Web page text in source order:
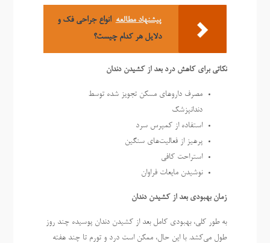
پیشنهاد مطالعه انواع جراحی فک و
دلایل هر کدام چیست؟
نکاتی برای کاهش درد بعد از کشیدن دندان
مصرف داروهای مسکن تجویز شده توسط
دندانپزشک
استفاده از کمپرس سرد
پرهیز از فعالیت‌های سنگین
استراحت کافی
نوشیدن مایعات فراوان
زمان بهبودی بعد از کشیدن دندان
به طور کلی، بهبودی کامل بعد از کشیدن دندان پوسیده چند روز
طول می‌کشد. با این حال، ممکن است درد و تورم تا چند هفته